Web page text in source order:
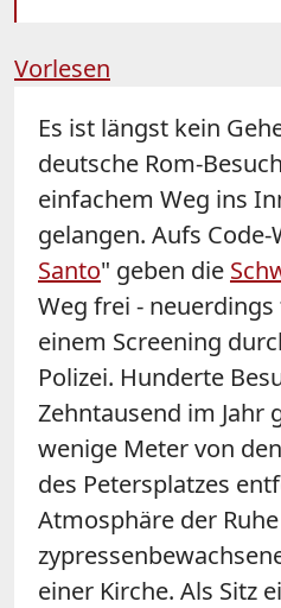
Vorlesen
Es ist längst kein
deutsche Rom-
einfachem Weg ins
gelangen. Aufs Code-
Santo" geben die
Weg frei -
einem Screening
Polizei. Hunderte
Zehntausend im Jahr
wenige Meter von
des Petersplatzes
Atmosphäre der
einer Kirche. Als Sitz